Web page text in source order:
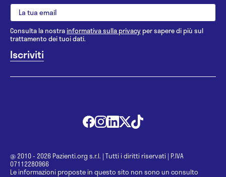
Consulta la nostrainformativa sulla privacy per sapere di più sul
trattamento dei tuoi dati.
@ 2010 - 2026 Pazienti.org s.r.l. | Tutti i diritti riservati | P.IVA
07112280966
Le informazioni proposte in questo sito non sono un consulto